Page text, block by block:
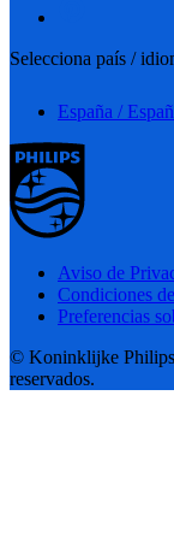
Selecciona país /
España /
Aviso de
Condiciones
Preferencias
© Koninklijke Philips
reservados.